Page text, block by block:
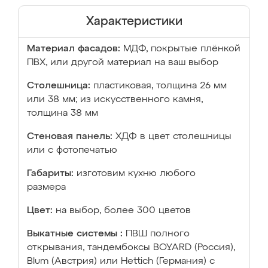
Характеристики
Материал фасадов: МДФ, покрытые плёнкой
ПВХ, или другой материал на ваш выбор
Столешница: пластиковая, толщина 26 мм
или 38 мм; из искусственного камня,
толщина 38 мм
Стеновая панель: ХДФ в цвет столешницы
или с фотопечатью
Габариты: изготовим кухню любого
размера
Цвет: на выбор, более 300 цветов
Выкатные системы :
ПВШ полного
открывания, тандембоксы BOYARD (Россия),
Blum (Австрия) или Hettich (Германия) с